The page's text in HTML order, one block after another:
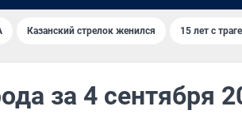
Казанский стрелок женился 15 лет с
за 4 сентября